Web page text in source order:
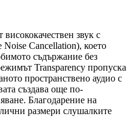
звук с
Cancellation), което
съдържание без
Transparency пропуска
пространствено аудио с
създава още по-
Благодарение на
размери слушалките